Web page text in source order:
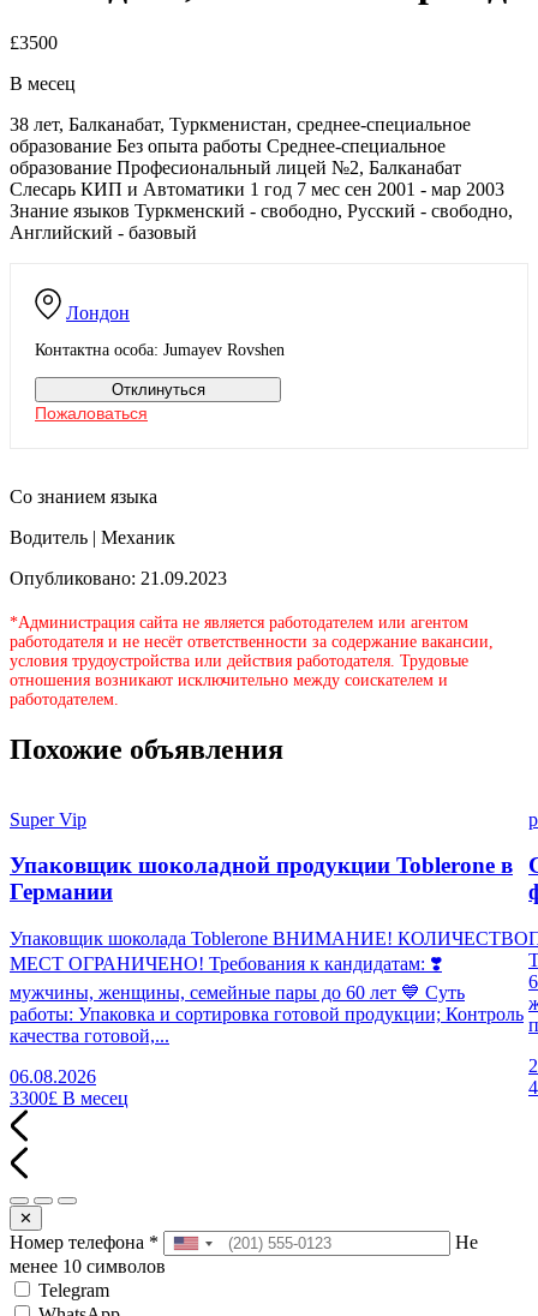
£3500
В месец
Лондон
Контактна особа: Jumayev Rovshen
Отклинуться
Пожаловаться
38 лет, Балканабат, Туркменистан, среднее-специальное
образование Без опыта работы Среднее-специальное
образование Професиональный лицей №2, Балканабат
Слесарь КИП и Автоматики 1 год 7 мес сен 2001 - мар 2003
Знание языков Туркменский - свободно, Русский - свободно,
Английский - базовый
Со знанием языка
Водитель | Механик
Опубликовано: 21.09.2023
*Администрация сайта не является работодателем или агентом
работодателя и не несёт ответственности за содержание вакансии,
условия трудоустройства или действия работодателя. Трудовые
отношения возникают исключительно между соискателем и
работодателем.
Похожие объявления
Super Vip
Упаковщик шоколадной продукции Toblerone в
Германии
Упаковщик шоколада Toblerone ВНИМАНИЕ! КОЛИЧЕСТВО
МЕСТ ОГРАНИЧЕНО! Требования к кандидатам: ❣️
мужчины, женщины, семейные пары до 60 лет 💙 Суть
работы: Упаковка и сортировка готовой продукции; Контроль
качества готовой,...
06.08.2026
3300£ В месец
✕
Номер телефона *
Не
менее 10 символов
Telegram